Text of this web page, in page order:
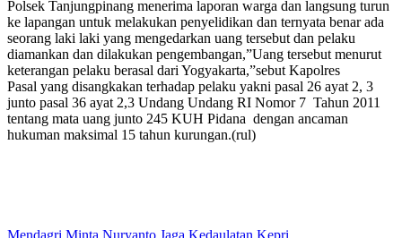
Polsek Tanjungpinang menerima laporan warga dan langsung turun
ke lapangan untuk melakukan penyelidikan dan ternyata benar ada
seorang laki laki yang mengedarkan uang tersebut dan pelaku
diamankan dan dilakukan pengembangan,”Uang tersebut menurut
keterangan pelaku berasal dari Yogyakarta,”sebut Kapolres
Pasal yang disangkakan terhadap pelaku yakni pasal 26 ayat 2, 3
junto pasal 36 ayat 2,3 Undang Undang RI Nomor 7 Tahun 2011
tentang mata uang junto 245 KUH Pidana dengan ancaman
hukuman maksimal 15 tahun kurungan.(rul)